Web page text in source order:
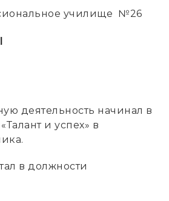
училище №26
деятельность начинал в
и успех» в
в должности